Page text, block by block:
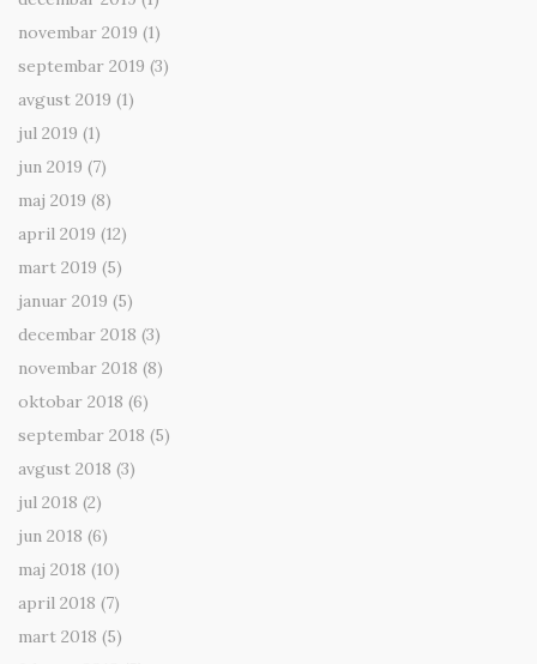
novembar 2019 (1)
septembar 2019 (3)
avgust 2019 (1)
jul 2019 (1)
jun 2019 (7)
maj 2019 (8)
april 2019 (12)
mart 2019 (5)
januar 2019 (5)
decembar 2018 (3)
novembar 2018 (8)
oktobar 2018 (6)
septembar 2018 (5)
avgust 2018 (3)
jul 2018 (2)
jun 2018 (6)
maj 2018 (10)
april 2018 (7)
mart 2018 (5)